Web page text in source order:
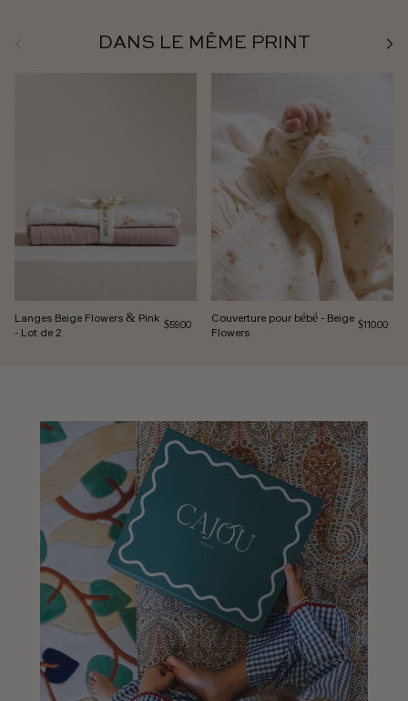
DANS LE MÊME PRINT
Langes Beige Flowers & Pink
- Lot de 2
Prix régulier
$59.00
Couverture pour bébé - Beige
Flowers
Prix
$110.00